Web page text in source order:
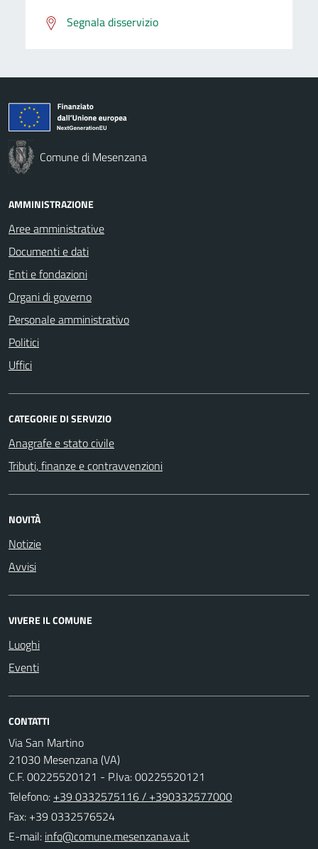
Segnala disservizio
Comune di Mesenzana
AMMINISTRAZIONE
Aree amministrative
Documenti e dati
Enti e fondazioni
Organi di governo
Personale amministrativo
Politici
Uffici
CATEGORIE DI SERVIZIO
Anagrafe e stato civile
Tributi, finanze e contravvenzioni
NOVITÀ
Notizie
Avvisi
VIVERE IL COMUNE
Luoghi
Eventi
CONTATTI
Via San Martino
21030 Mesenzana (VA)
C.F. 00225520121 - P.Iva: 00225520121
Telefono: +39 0332575116 / +390332577000
Fax: +39 0332576524
E-mail: